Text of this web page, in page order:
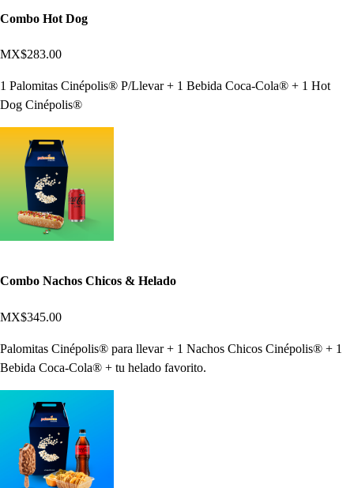
Combo Hot Dog
MX$283.00
1 Palomitas Cinépolis® P/Llevar + 1 Bebida Coca-Cola® + 1 Hot
Dog Cinépolis®
Combo Nachos Chicos & Helado
MX$345.00
Palomitas Cinépolis® para llevar + 1 Nachos Chicos Cinépolis® + 1
Bebida Coca-Cola® + tu helado favorito.